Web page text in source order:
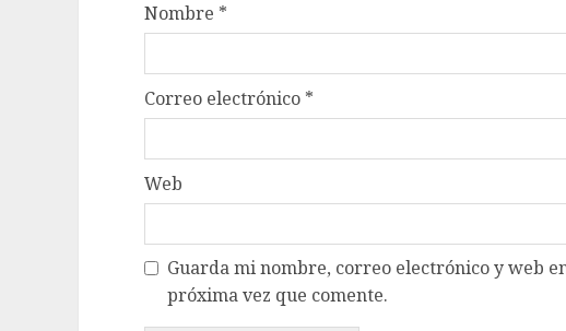
Nombre *
Correo electrónico *
Web
Guarda mi nombre, correo electrónico y web
próxima vez que comente.